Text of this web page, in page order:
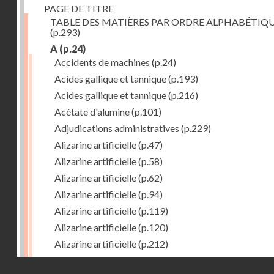
PAGE DE TITRE
TABLE DES MATIÈRES PAR ORDRE
(p.293)
A (p.24)
Accidents de machines (p.24)
Acides gallique et tannique(p.193)
Acides gallique et tannique(p.216)
Acétate d'alumine(p.101)
Adjudications administratives (p.229)
Alizarine artificielle(p.47)
Alizarine artificielle(p.58)
Alizarine artificielle(p.62)
Alizarine artificielle(p.94)
Alizarine artificielle(p.119)
Alizarine artificielle(p.120)
Alizarine artificielle(p.212)
Alizarine artificielle(p.256)